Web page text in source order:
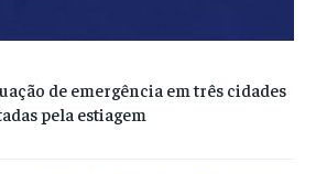
de emergência em três cidades
pela estiagem